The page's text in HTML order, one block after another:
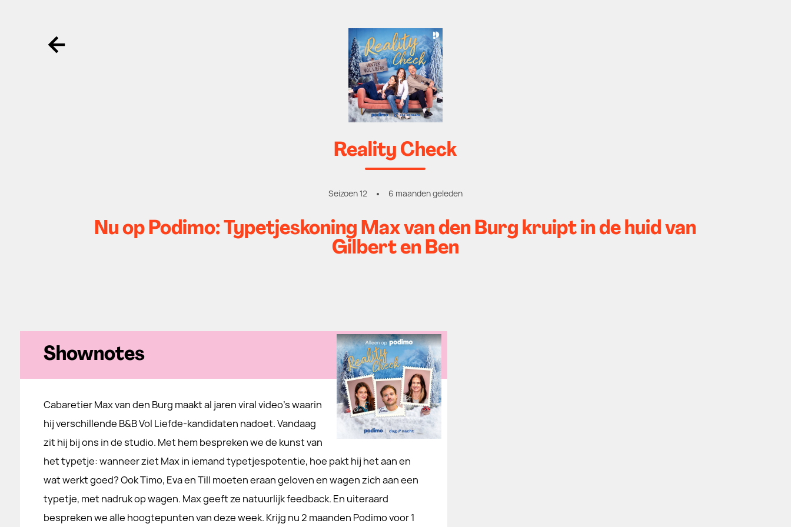
Ga terug
Reality Check
Seizoen 12 6 maanden geleden
Nu op Podimo: Typetjeskoning Max van den Burg kruipt in de huid van
Gilbert en Ben
Shownotes
Cabaretier Max van den Burg maakt al jaren viral video’s waarin
hij verschillende B&B Vol Liefde-kandidaten nadoet. Vandaag
zit hij bij ons in de studio. Met hem bespreken we de kunst van
het typetje: wanneer ziet Max in iemand typetjespotentie, hoe pakt hij het aan en
wat werkt goed? Ook Timo, Eva en Till moeten eraan geloven en wagen zich aan een
typetje, met nadruk op wagen. Max geeft ze natuurlijk feedback. En uiteraard
bespreken we alle hoogtepunten van deze week. Krijg nu 2 maanden Podimo voor 1